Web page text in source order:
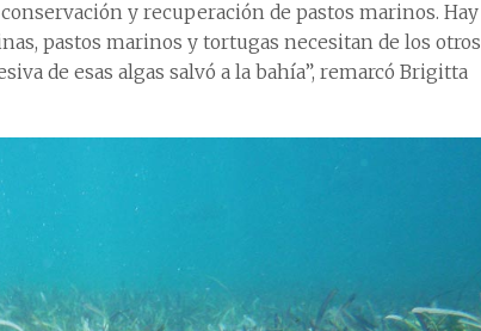
y recuperación de pastos marinos. Hay
pastos marinos y tortugas necesitan de los otros
de esas algas salvó a la bahía”, remarcó Brigitta